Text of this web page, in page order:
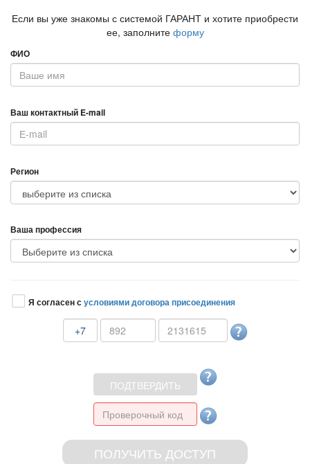
Если вы уже знакомы с системой ГАРАНТ и хотите приобрести
ее, заполните форму
ФИО
аш контактный E-mail
Регион
аша профессия
Я согласен сусловиями договора присоединения
+7